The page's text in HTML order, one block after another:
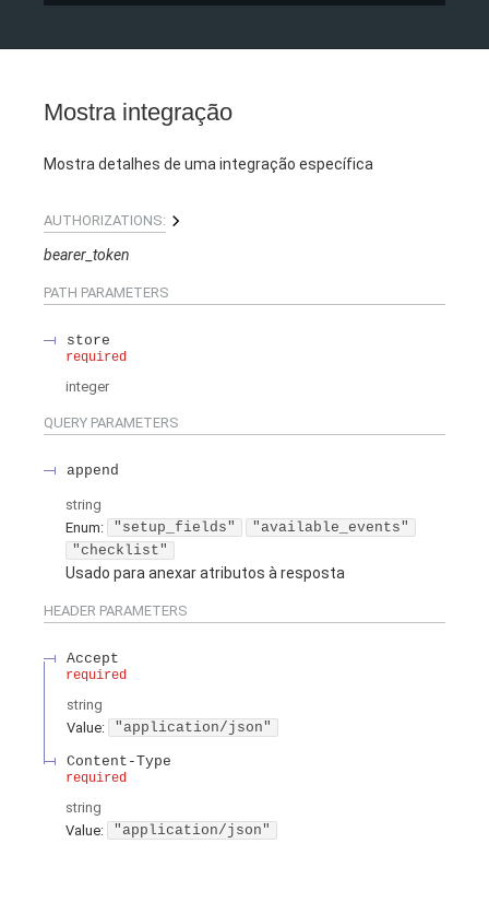
Mostra integração
Mostra detalhes de uma integração específica
AUTHORIZATIONS:
bearer_token
PATH PARAMETERS
store
required
integer
QUERY PARAMETERS
append
string
Enum: "setup_fields"
"available_events"
"checklist"
Usado para anexar atributos à resposta
HEADER PARAMETERS
Accept
required
string
Value: "application/json"
Content-Type
required
string
Value: "application/json"